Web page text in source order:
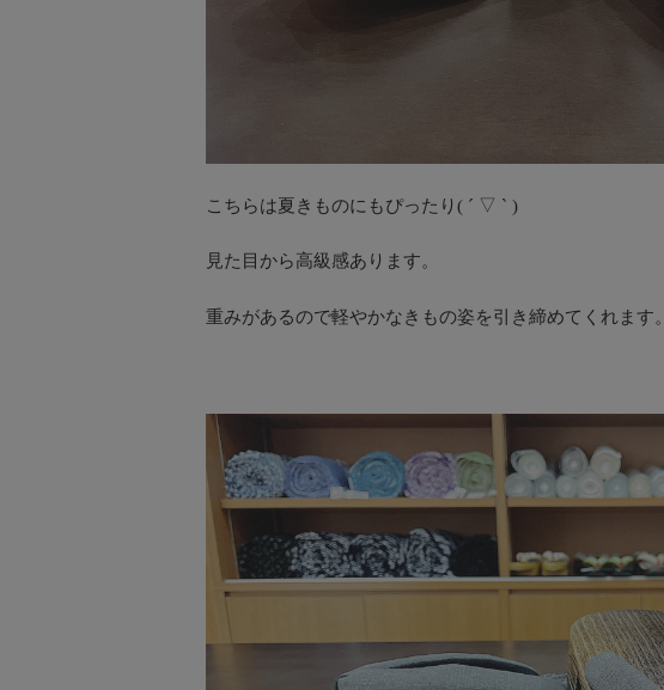
こちらは夏きものにもぴったり( ´ ▽ ` )
見た目から高級感あります。
重みがあるので軽やかなきもの姿を引き締めてくれます。